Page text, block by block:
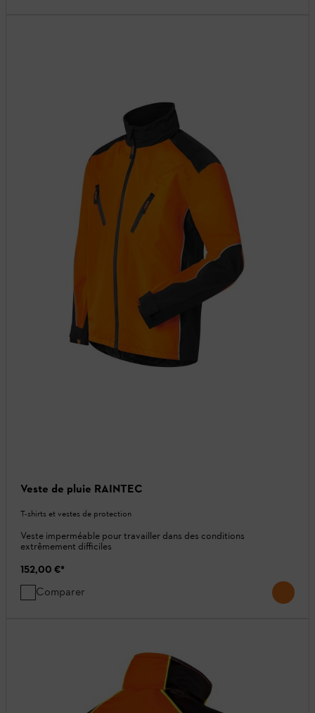
Veste de pluie RAINTEC
T-shirts et vestes de protection
Veste imperméable pour travailler dans des conditions
extrêmement difficiles
152,00 €*
Comparer